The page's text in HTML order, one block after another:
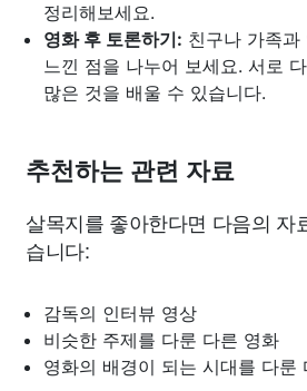
정리해보세요.
영화 후 토론하기: 친구나 가족
느낀 점을 나누어 보세요. 서로
많은 것을 배울 수 있습니다.
추천하는 관련 자료
살목지를 좋아한다면 다음의 자
습니다:
감독의 인터뷰 영상
비슷한 주제를 다룬 다른 영화
영화의 배경이 되는 시대를 다룬